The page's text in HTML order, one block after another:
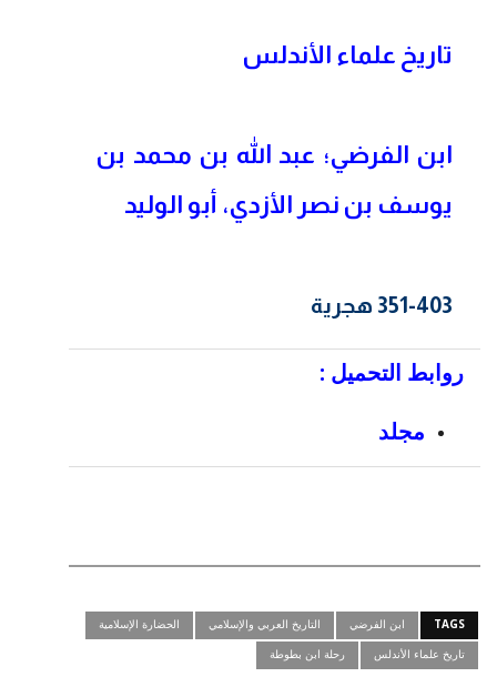
تاريخ علماء الأندلس
ابن الفرضي؛ عبد الله بن محمد بن
يوسف بن نصر الأزدي، أبو الوليد
351-403 هجرية
روابط التحميل :
مجلد
TAGS ابن الفرضي التاريخ العربي والإسلامي
الحضارة الإسلامية
تاريخ علماء الأندلس
رحلة ابن بطوطة